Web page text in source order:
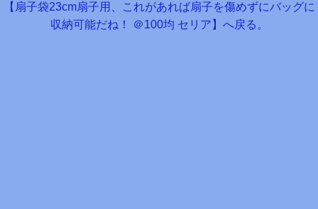
【扇子袋23cm扇子用、これがあれば扇子を傷めずにバッグに
収納可能だね！ ＠100均 セリア】へ戻る。